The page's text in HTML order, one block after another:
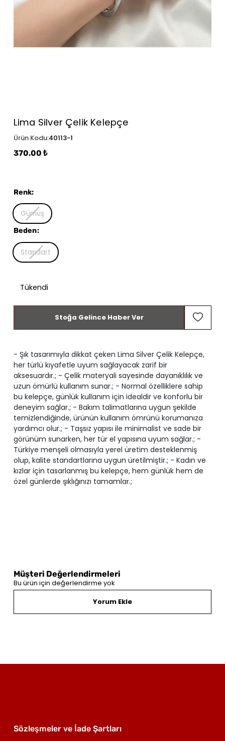
Lima Silver Çelik Kelepçe
Ürün Kodu:40113-1
370.00 ₺
- Şık tasarımıyla dikkat çeken Lima Silver Çelik Kelepçe,
her türlü kıyafetle uyum sağlayacak zarif bir
aksesuardır.; - Çelik materyali sayesinde dayanıklılık ve
uzun ömürlü kullanım sunar.; - Normal özelliklere sahip
bu kelepçe, günlük kullanım için idealdir ve konforlu bir
deneyim sağlar.; - Bakım talimatlarına uygun şekilde
temizlendiğinde, ürünün kullanım ömrünü korumanıza
yardımcı olur.; - Taşsız yapısı ile minimalist ve sade bir
görünüm sunarken, her tür el yapısına uyum sağlar.; -
Türkiye menşeli olmasıyla yerel üretim desteklenmiş
olup, kalite standartlarına uygun üretilmiştir.; - Kadın ve
kızlar için tasarlanmış bu kelepçe, hem günlük hem de
özel günlerde şıklığınızı tamamlar.;
Renk:
Gümüş
Beden:
Standart
Tükendi
Stoğa Gelince Haber Ver
Müşteri Değerlendirmeleri
Bu ürün için değerlendirme yok
Yorum Ekle
Sözleşmeler ve İade Şartları